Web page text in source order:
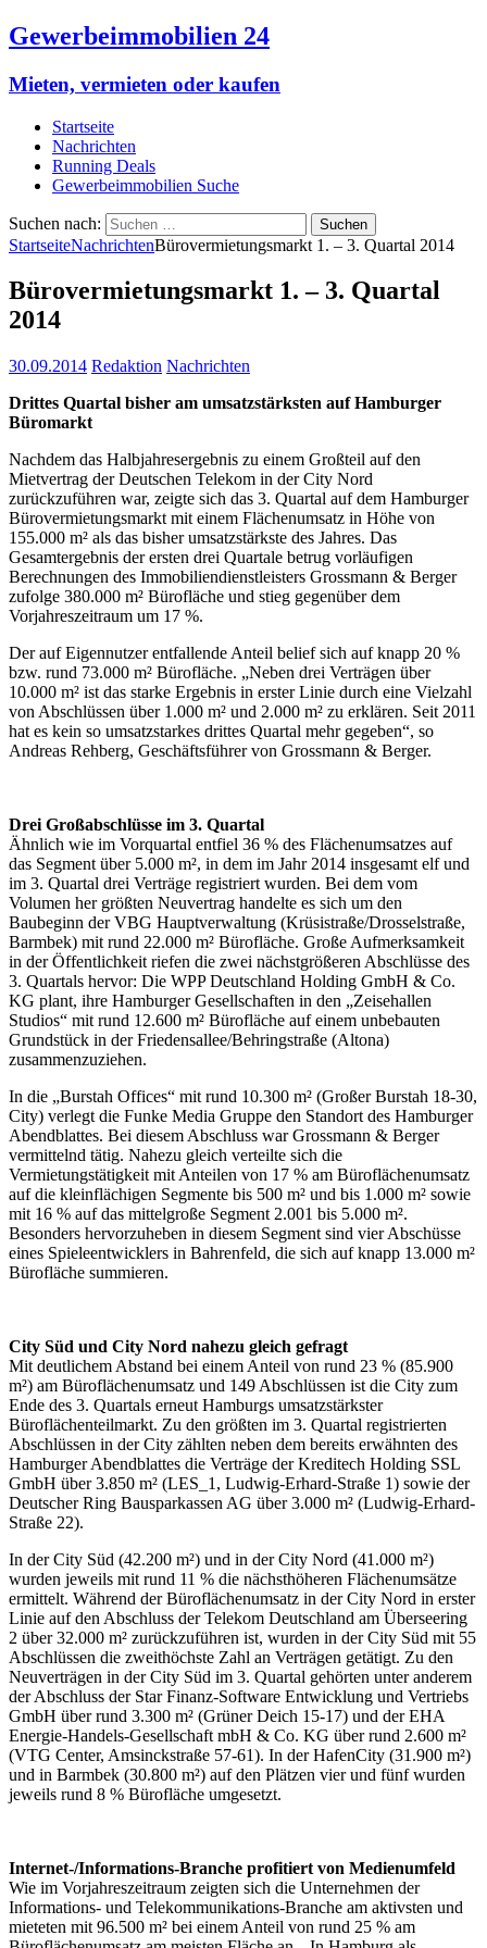
Gewerbeimmobilien 24
Mieten, vermieten oder kaufen
Startseite
Nachrichten
Running Deals
Gewerbeimmobilien Suche
Suchen nach:
StartseiteNachrichtenBürovermietungsmarkt 1. – 3. Quartal 2014
Bürovermietungsmarkt 1. – 3. Quartal
2014
30.09.2014 Redaktion Nachrichten
Drittes Quartal bisher am umsatzstärksten auf Hamburger
Büromarkt
Nachdem das Halbjahresergebnis zu einem Großteil auf den
Mietvertrag der Deutschen Telekom in der City Nord
zurückzuführen war, zeigte sich das 3. Quartal auf dem Hamburger
Bürovermietungsmarkt mit einem Flächenumsatz in Höhe von
155.000 m² als das bisher umsatzstärkste des Jahres. Das
Gesamtergebnis der ersten drei Quartale betrug vorläufigen
Berechnungen des Immobiliendienstleisters Grossmann & Berger
zufolge 380.000 m² Bürofläche und stieg gegenüber dem
Vorjahreszeitraum um 17 %.
Der auf Eigennutzer entfallende Anteil belief sich auf knapp 20 %
bzw. rund 73.000 m² Bürofläche. „Neben drei Verträgen über
10.000 m² ist das starke Ergebnis in erster Linie durch eine Vielzahl
von Abschlüssen über 1.000 m² und 2.000 m² zu erklären. Seit 2011
hat es kein so umsatzstarkes drittes Quartal mehr gegeben“, so
Andreas Rehberg, Geschäftsführer von Grossmann & Berger.
Drei Großabschlüsse im 3. Quartal
Ähnlich wie im Vorquartal entfiel 36 % des Flächenumsatzes auf
das Segment über 5.000 m², in dem im Jahr 2014 insgesamt elf und
im 3. Quartal drei Verträge registriert wurden. Bei dem vom
Volumen her größten Neuvertrag handelte es sich um den
Baubeginn der VBG Hauptverwaltung (Krüsistraße/Drosselstraße,
Barmbek) mit rund 22.000 m² Bürofläche. Große Aufmerksamkeit
in der Öffentlichkeit riefen die zwei nächstgrößeren Abschlüsse des
3. Quartals hervor: Die WPP Deutschland Holding GmbH & Co.
KG plant, ihre Hamburger Gesellschaften in den „Zeisehallen
Studios“ mit rund 12.600 m² Bürofläche auf einem unbebauten
Grundstück in der Friedensallee/Behringstraße (Altona)
zusammenzuziehen.
In die „Burstah Offices“ mit rund 10.300 m² (Großer Burstah 18-30,
City) verlegt die Funke Media Gruppe den Standort des Hamburger
Abendblattes. Bei diesem Abschluss war Grossmann & Berger
vermittelnd tätig. Nahezu gleich verteilte sich die
Vermietungstätigkeit mit Anteilen von 17 % am Büroflächenumsatz
auf die kleinflächigen Segmente bis 500 m² und bis 1.000 m² sowie
mit 16 % auf das mittelgroße Segment 2.001 bis 5.000 m².
Besonders hervorzuheben in diesem Segment sind vier Abschüsse
eines Spieleentwicklers in Bahrenfeld, die sich auf knapp 13.000 m²
Bürofläche summieren.
City Süd und City Nord nahezu gleich gefragt
Mit deutlichem Abstand bei einem Anteil von rund 23 % (85.900
m²) am Büroflächenumsatz und 149 Abschlüssen ist die City zum
Ende des 3. Quartals erneut Hamburgs umsatzstärkster
Büroflächenteilmarkt. Zu den größten im 3. Quartal registrierten
Abschlüssen in der City zählten neben dem bereits erwähnten des
Hamburger Abendblattes die Verträge der Kreditech Holding SSL
GmbH über 3.850 m² (LES_1, Ludwig-Erhard-Straße 1) sowie der
Deutscher Ring Bausparkassen AG über 3.000 m² (Ludwig-Erhard-
Straße 22).
In der City Süd (42.200 m²) und in der City Nord (41.000 m²)
wurden jeweils mit rund 11 % die nächsthöheren Flächenumsätze
ermittelt. Während der Büroflächenumsatz in der City Nord in erster
Linie auf den Abschluss der Telekom Deutschland am Überseering
2 über 32.000 m² zurückzuführen ist, wurden in der City Süd mit 55
Abschlüssen die zweithöchste Zahl an Verträgen getätigt. Zu den
Neuverträgen in der City Süd im 3. Quartal gehörten unter anderem
der Abschluss der Star Finanz-Software Entwicklung und Vertriebs
GmbH über rund 3.300 m² (Grüner Deich 15-17) und der EHA
Energie-Handels-Gesellschaft mbH & Co. KG über rund 2.600 m²
(VTG Center, Amsinckstraße 57-61). In der HafenCity (31.900 m²)
und in Barmbek (30.800 m²) auf den Plätzen vier und fünf wurden
jeweils rund 8 % Bürofläche umgesetzt.
Internet-/Informations-Branche profitiert von Medienumfeld
Wie im Vorjahreszeitraum zeigten sich die Unternehmen der
Informations- und Telekommunikations-Branche am aktivsten und
mieteten mit 96.500 m² bei einem Anteil von rund 25 % am